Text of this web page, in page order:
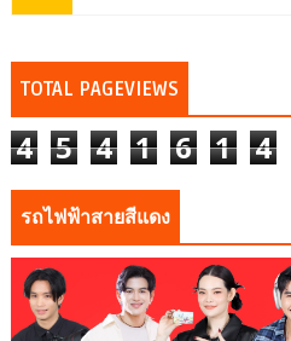
TOTAL PAGEVIEWS
4 5 4 1 6 1 4
รถไฟฟ้าสายสีแดง